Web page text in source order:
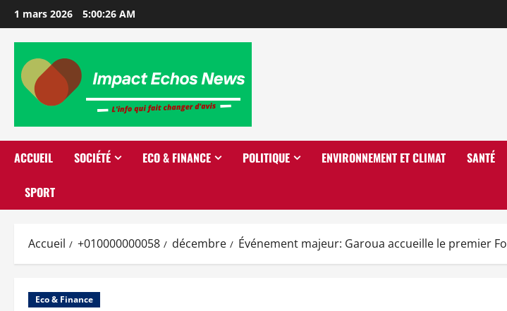
1 mars 2026 5:00:27 AM
ACCUEIL SOCIÉTÉ ECO & FINANCE POLITIQUE ENVIRONNEMENT ET CLIMAT SANTÉ
SPORT
Accueil +010000000058 décembre Événement majeur: Garoua accueille le premier
Eco & Finance